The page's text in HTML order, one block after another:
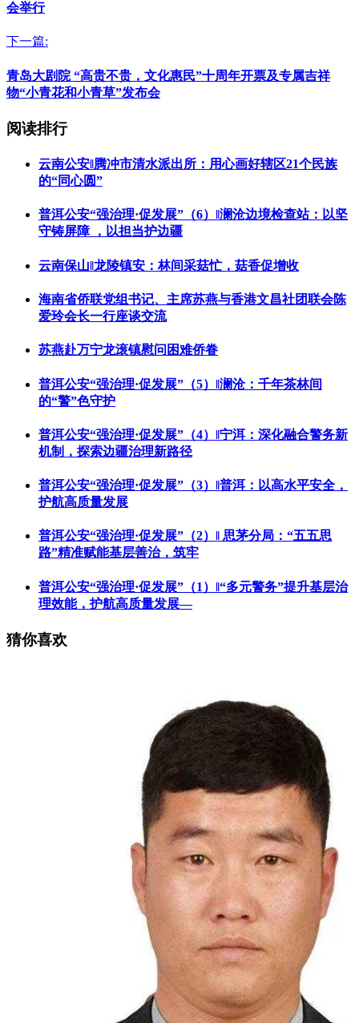
会举行
下一篇:
青岛大剧院 “高贵不贵，文化惠民”十周年开票及专属吉祥
物“小青花和小青草”发布会
阅读排行
云南公安‖腾冲市清水派出所：用心画好辖区21个民族
的“同心圆”
普洱公安“强治理·促发展”（6）‖澜沧边境检查站：以坚
守铸屏障 ，以担当护边疆
云南保山‖龙陵镇安：林间采菇忙，菇香促增收
海南省侨联党组书记、主席苏燕与香港文昌社团联会陈
爱玲会长一行座谈交流
苏燕赴万宁龙滚镇慰问困难侨眷
普洱公安“强治理·促发展”（5）‖澜沧：千年茶林间
的“警”色守护
普洱公安“强治理·促发展”（4）‖宁洱：深化融合警务新
机制，探索边疆治理新路径
普洱公安“强治理·促发展”（3）‖普洱：以高水平安全，
护航高质量发展
普洱公安“强治理·促发展”（2）‖ 思茅分局：“五五思
路”精准赋能基层善治，筑牢
普洱公安“强治理·促发展”（1）‖“多元警务”提升基层治
理效能，护航高质量发展—
猜你喜欢